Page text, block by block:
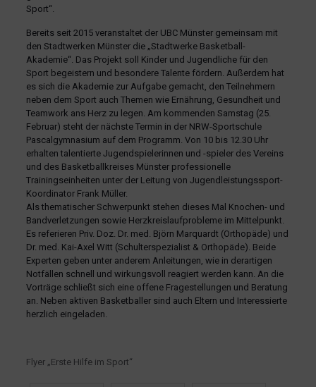
Sport“.
Bereits seit 2015 veranstaltet der UBC Münster gemeinsam mit
den Stadtwerken Münster die „Stadtwerke Basketball-
Akademie“. Das Projekt soll Kinder und Jugendliche für den
Sport begeistern und besondere Talente fördern. Außerdem hat
es sich die Akademie zur Aufgabe gemacht, den Teilnehmern
neben dem Sport auch Themen wie Ernährung, Gesundheit und
Teamwork ans Herz zu legen. Am kommenden Samstag (25.
Februar) steht der nächste Termin in der NRW-Sportschule
Pascalgymnasium auf dem Programm. Von 10 bis 12.30 Uhr
erhalten talentierte Jugendspielerinnen und -spieler des Vereins
und des Basketballkreises Münster professionelle
Trainingseinheiten unter der Leitung von Jugendleistungssport-
Koordinator Frank Müller.
Als thematischer Schwerpunkt stehen dieses Mal Knochen- und
Bandverletzungen sowie Herzkreislaufprobleme im Mittelpunkt.
Es referieren Priv. Doz. Dr. med. Björn Marquardt (Orthopäde) und
Dr. med. Kai-Axel Witt (Schulterspezialist & Orthopäde). Beide
Experten geben unter anderem Anleitungen, wie in derartigen
Notfällen schnell und wirkungsvoll reagiert werden kann. An die
Vorträge schließt sich eine offene Fragestellungen und Beratung
an. Neben aktiven Basketballer sind auch Eltern und Interessierte
herzlich eingeladen.
Flyer „Erste Hilfe im Sport“